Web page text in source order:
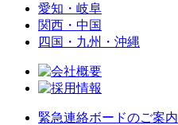
愛知・岐阜
関西・中国
四国・九州・沖縄
緊急連絡ボードのご案内